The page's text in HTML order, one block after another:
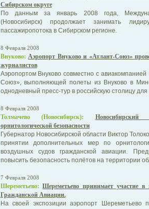
Сибирском округе
По данным за январь 2008 года,
(Новосибирск) продолжает занимать
пассажиропотока в Сибирском регионе.
8 Февраля 2008
Внуково: Аэропорт Внуково и «Атлант-Союз»
журналистов
Аэропортом Внуково совместно с
Союз», выполняющей полеты из Внуково в
однодневный пресс-тур в российскую столицу
8 Февраля 2008
Толмачево (Новосибирск):
орнитологической безопасности
Губернатор Новосибирской области Виктор
принятии дополнительных мер по
воздушных судов гражданской авиации.
повысить безопасность полётов на территории
7 Февраля 2008
Шереметьево: Шереметьево принимает участие в
Гражданской Авиации.
На своей экспозиции аэропорт Шереметьево